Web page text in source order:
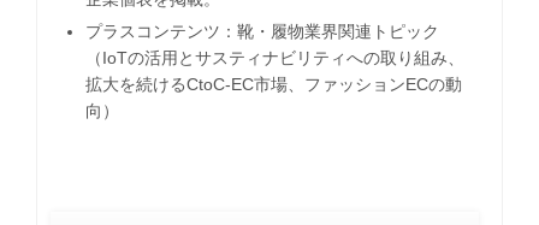
プラスコンテンツ：靴・履物業界関連トピック
（IoTの活用とサスティナビリティへの取り組み、
拡大を続けるCtoC-EC市場、ファッションECの動
向）